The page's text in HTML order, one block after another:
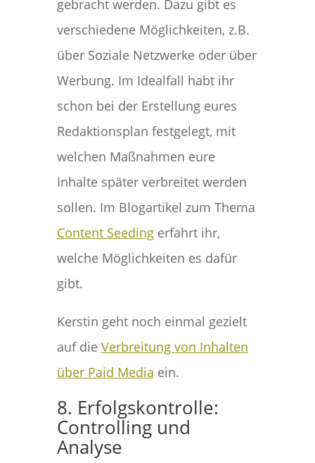
gebracht werden. Dazu gibt es
verschiedene Möglichkeiten, z.B.
über Soziale Netzwerke oder über
Werbung. Im Idealfall habt ihr
schon bei der Erstellung eures
Redaktionsplan festgelegt, mit
welchen Maßnahmen eure
Inhalte später verbreitet werden
sollen. Im Blogartikel zum Thema
Content Seedingerfahrt ihr,
welche Möglichkeiten es dafür
gibt.
Kerstin geht noch einmal gezielt
auf die Verbreitung von Inhalten
über Paid Media ein.
8. Erfolgskontrolle:
Controlling und
Analyse